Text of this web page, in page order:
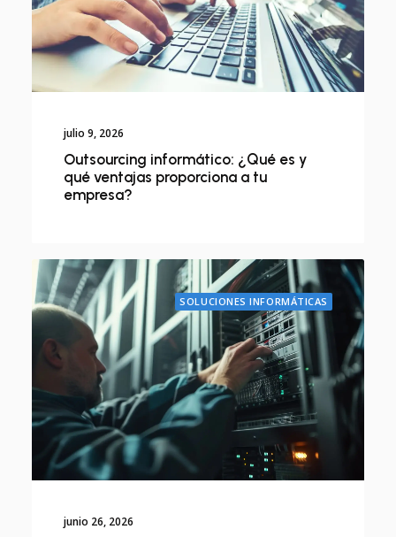
julio 9, 2026
Outsourcing informático: ¿Qué es y
qué ventajas proporciona a tu
empresa?
SOLUCIONES INFORMÁTICAS
junio 26, 2026